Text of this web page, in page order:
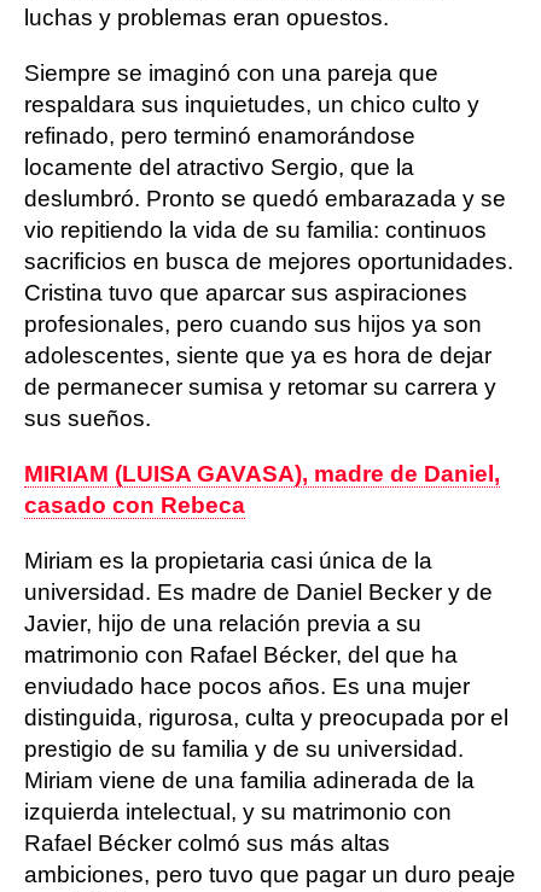
luchas y problemas eran opuestos.
Siempre se imaginó con una pareja que
respaldara sus inquietudes, un chico culto y
refinado, pero terminó enamorándose
locamente del atractivo Sergio, que la
deslumbró. Pronto se quedó embarazada y se
vio repitiendo la vida de su familia: continuos
sacrificios en busca de mejores oportunidades.
Cristina tuvo que aparcar sus aspiraciones
profesionales, pero cuando sus hijos ya son
adolescentes, siente que ya es hora de dejar
de permanecer sumisa y retomar su carrera y
sus sueños.
MIRIAM (LUISA GAVASA), madre de Daniel,
casado con Rebeca
Miriam es la propietaria casi única de la
universidad. Es madre de Daniel Becker y de
Javier, hijo de una relación previa a su
matrimonio con Rafael Bécker, del que ha
enviudado hace pocos años. Es una mujer
distinguida, rigurosa, culta y preocupada por el
prestigio de su familia y de su universidad.
Miriam viene de una familia adinerada de la
izquierda intelectual, y su matrimonio con
Rafael Bécker colmó sus más altas
ambiciones, pero tuvo que pagar un duro peaje